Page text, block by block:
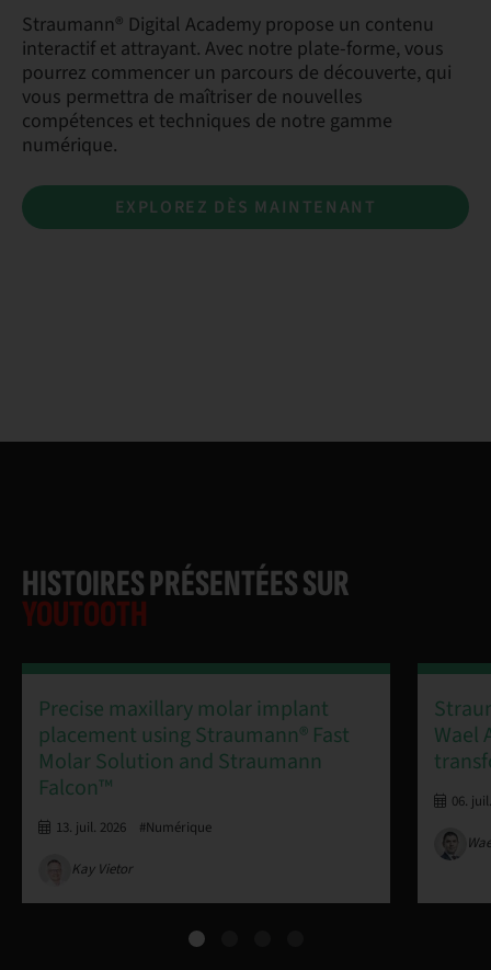
Straumann® Digital Academy propose un contenu
interactif et attrayant. Avec notre plate-forme, vous
pourrez commencer un parcours de découverte, qui
vous permettra de maîtriser de nouvelles
compétences et techniques de notre gamme
numérique.
EXPLOREZ DÈS MAINTENANT
HISTOIRES PRÉSENTÉES SUR
YOUTOOTH
Precise maxillary molar implant
placement using Straumann® Fast
Molar Solution and Straumann
Falcon™
13. juil. 2026 #Numérique
Kay Vietor
Wael
06.